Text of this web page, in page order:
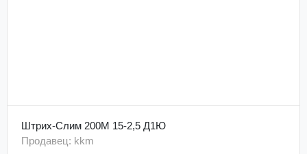
Штрих-Слим 200М 15-2,5 Д1Ю
Продавец: kkm